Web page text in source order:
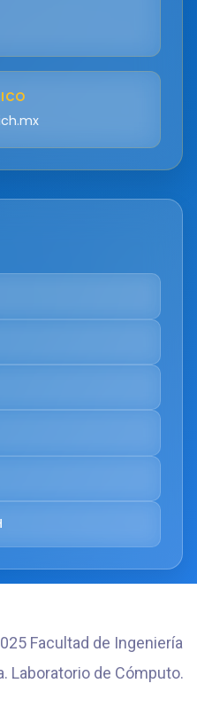
Facultad de Ingeniería
Laboratorio de Cómputo.